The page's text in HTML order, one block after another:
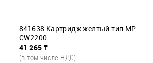
841638 Картридж желтый тип MP
CW2200
41 265 ₸
(в том числе НДС)